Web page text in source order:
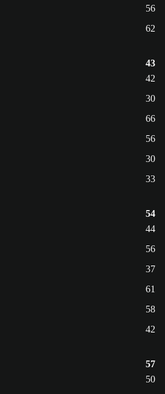
56
62
43
42
30
66
56
30
33
54
44
56
37
61
58
42
57
50